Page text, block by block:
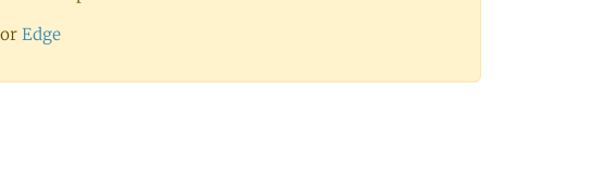
Edge